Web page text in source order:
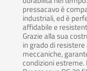
pressacavo è
industriali, ed è
affidabile e
Grazie alla sua
in grado di
meccaniche,
condizioni estreme.